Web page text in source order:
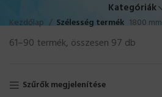
Kategóriák
Kezdőlap Szélesség termék 1800 mm
61–90 termék, összesen 97 db
Szűrők megjelenítése